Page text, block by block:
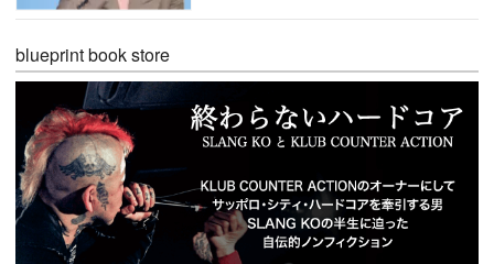
blueprint book store